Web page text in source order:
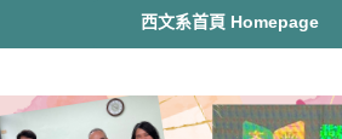
西文系首頁 Homepage